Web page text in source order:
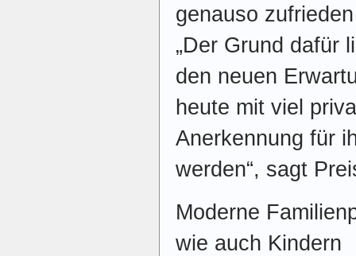
genauso
„Der Grund dafür
den neuen
heute mit viel
Anerkennung für
werden“, sagt
Moderne
wie auch Kindern